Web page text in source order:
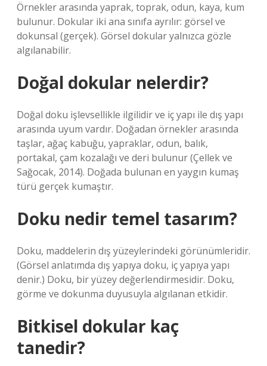
Örnekler arasında yaprak, toprak, odun, kaya, kum
bulunur. Dokular iki ana sınıfa ayrılır: görsel ve
dokunsal (gerçek). Görsel dokular yalnızca gözle
algılanabilir.
Doğal dokular nelerdir?
Doğal doku işlevsellikle ilgilidir ve iç yapı ile dış yapı
arasında uyum vardır. Doğadan örnekler arasında
taşlar, ağaç kabuğu, yapraklar, odun, balık,
portakal, çam kozalağı ve deri bulunur (Çellek ve
Sağocak, 2014). Doğada bulunan en yaygın kumaş
türü gerçek kumaştır.
Doku nedir temel tasarım?
Doku, maddelerin dış yüzeylerindeki görünümleridir.
(Görsel anlatımda dış yapıya doku, iç yapıya yapı
denir.) Doku, bir yüzey değerlendirmesidir. Doku,
görme ve dokunma duyusuyla algılanan etkidir.
Bitkisel dokular kaç
tanedir?